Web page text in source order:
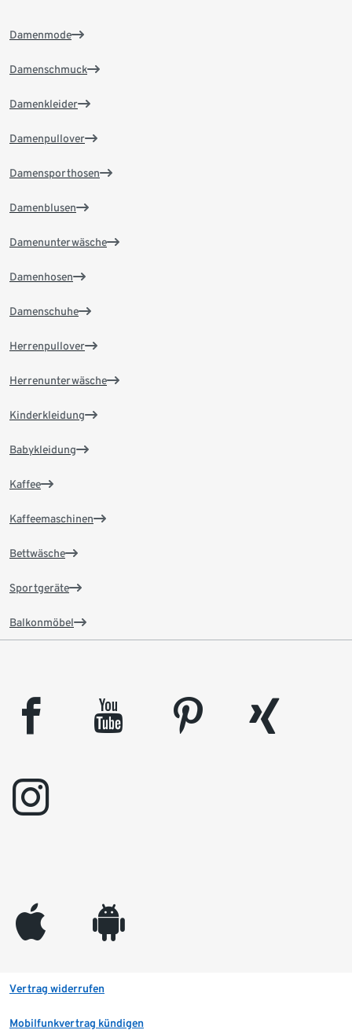
Damenmode
Damenschmuck
Damenkleider
Damenpullover
Damensporthosen
Damenblusen
Damenunterwäsche
Damenhosen
Damenschuhe
Herrenpullover
Herrenunterwäsche
Kinderkleidung
Babykleidung
Kaffee
Kaffeemaschinen
Bettwäsche
Sportgeräte
Balkonmöbel
facebook youtube pinterest
xing
instagram
appleinc android
Vertrag widerrufen
Mobilfunkvertrag kündigen